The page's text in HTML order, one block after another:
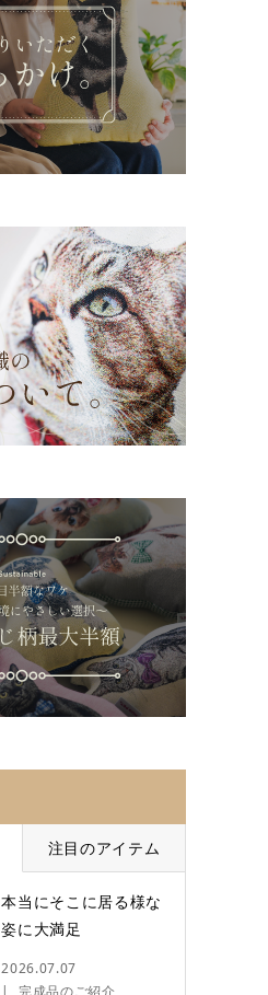
注目のアイテム
本当にそこに居る様な
姿に大満足
2026.07.07